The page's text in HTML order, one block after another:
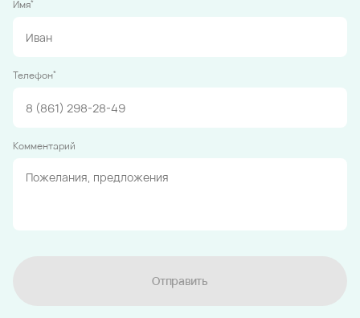
Имя
Телефон*
Комментарий
Отправить